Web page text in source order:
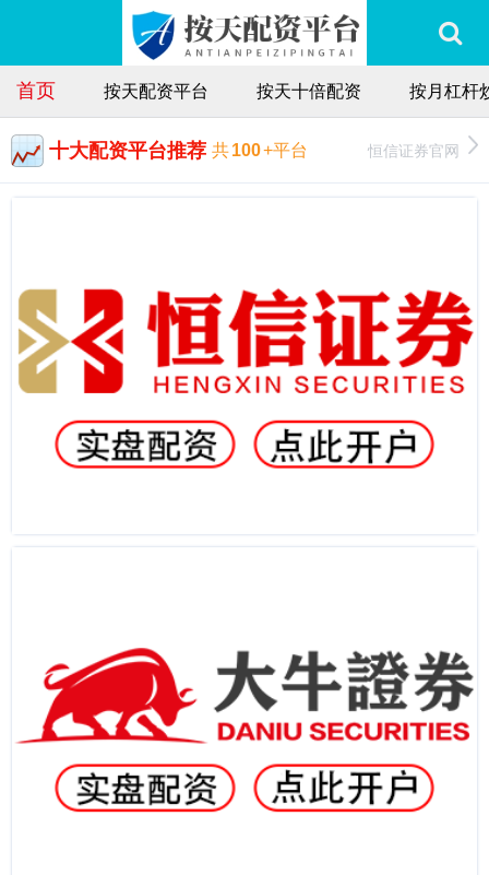
首页 按天配资平台 按天十倍配资 按月杠杆
十大配资平台推荐 共100+平台 恒信证券官网